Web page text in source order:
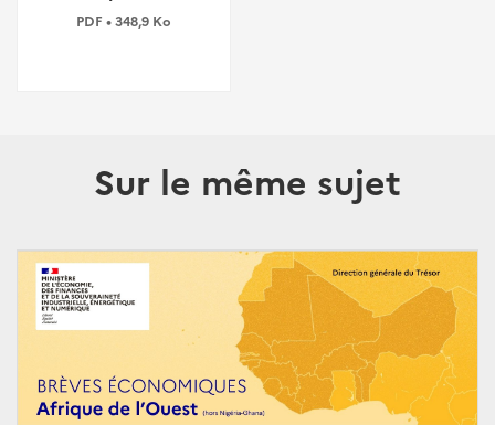
PDF • 348,9 Ko
Sur le même sujet